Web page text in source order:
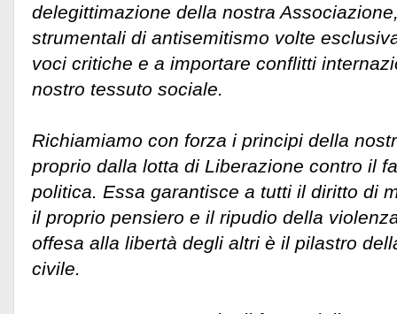
delegittimazione della nostra
strumentali di antisemitismo volte
voci critiche e a importare conflitti
nostro tessuto sociale.
Richiamiamo con forza i principi della
proprio dalla lotta di Liberazione contro il
politica. Essa garantisce a tutti il diritto di
il proprio pensiero e il ripudio della
offesa alla libertà degli altri è il pilastro
civile.